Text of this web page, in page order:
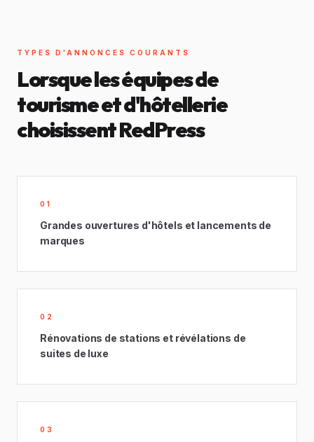
TYPES D'ANNONCES COURANTS
Lorsque les équipes de
tourisme et d'hôtellerie
choisissent RedPress
01
Grandes ouvertures d'hôtels et lancements de
marques
02
Rénovations de stations et révélations de
suites de luxe
03